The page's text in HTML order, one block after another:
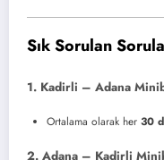
Sık Sorulan
1. Kadirli – Adana
Ortalama olarak her 30
2. Adana – Kadirli